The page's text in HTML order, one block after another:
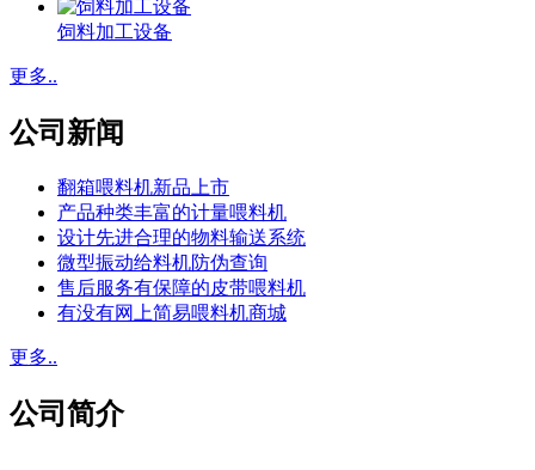
饲料加工设备
更多..
公司新闻
翻箱喂料机新品上市
产品种类丰富的计量喂料机
设计先进合理的物料输送系统
微型振动给料机防伪查询
售后服务有保障的皮带喂料机
有没有网上简易喂料机商城
更多..
公司简介